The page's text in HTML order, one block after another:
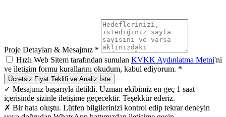
Proje Detayları & Mesajınız *
Hızlı Web Sitem tarafından sunulan KVKK Aydınlatma Metni'ni
ve iletişim formu kurallarını okudum, kabul ediyorum. *
Ücretsiz Fiyat Teklifi ve Analiz İste
✓ Mesajınız başarıyla iletildi. Uzman ekibimiz en geç 1 saat
içerisinde sizinle iletişime geçecektir. Teşekkür ederiz.
✗ Bir hata oluştu. Lütfen bilgilerinizi kontrol edip tekrar deneyin